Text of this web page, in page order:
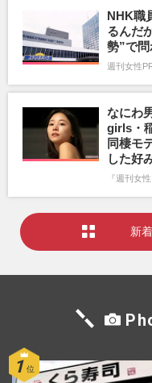
NHK職
るんだ
勢”で
週刊女性
なにわ
girls・
同棲モ
した好
『週刊女
新